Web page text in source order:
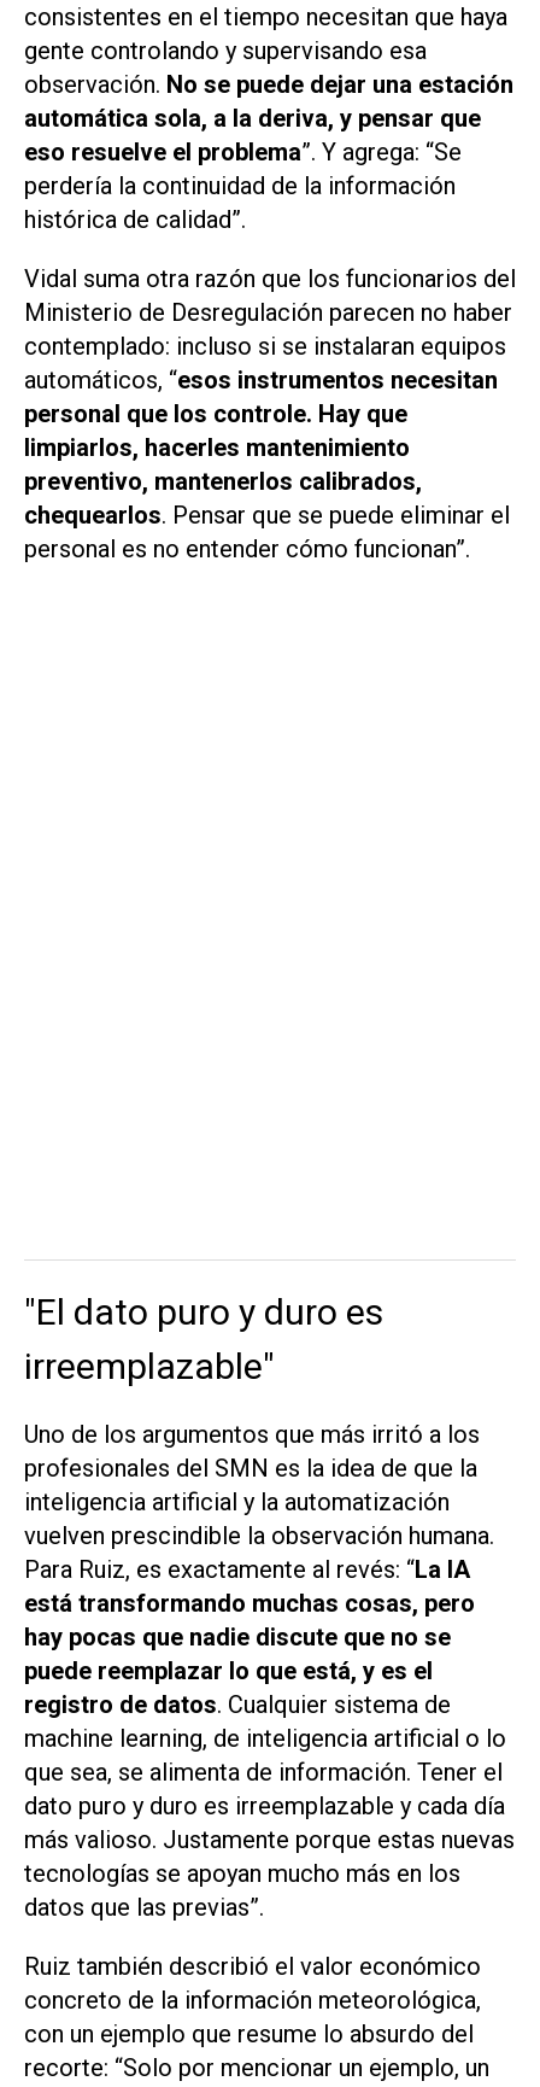
consistentes en el tiempo necesitan que haya
gente controlando y supervisando esa
observación. No se puede dejar una estación
automática sola, a la deriva, y pensar que
eso resuelve el problema”. Y agrega: “Se
perdería la continuidad de la información
histórica de calidad”.
Vidal suma otra razón que los funcionarios del
Ministerio de Desregulación parecen no haber
contemplado: incluso si se instalaran equipos
automáticos, “esos instrumentos necesitan
personal que los controle. Hay que
limpiarlos, hacerles mantenimiento
preventivo, mantenerlos calibrados,
chequearlos. Pensar que se puede eliminar el
personal es no entender cómo funcionan”.
"El dato puro y duro es
irreemplazable"
Uno de los argumentos que más irritó a los
profesionales del SMN es la idea de que la
inteligencia artificial y la automatización
vuelven prescindible la observación humana.
Para Ruiz, es exactamente al revés: “La IA
está transformando muchas cosas, pero
hay pocas que nadie discute que no se
puede reemplazar lo que está, y es el
registro de datos. Cualquier sistema de
machine learning, de inteligencia artificial o lo
que sea, se alimenta de información. Tener el
dato puro y duro es irreemplazable y cada día
más valioso. Justamente porque estas nuevas
tecnologías se apoyan mucho más en los
datos que las previas”.
Ruiz también describió el valor económico
concreto de la información meteorológica,
con un ejemplo que resume lo absurdo del
recorte: “Solo por mencionar un ejemplo, un